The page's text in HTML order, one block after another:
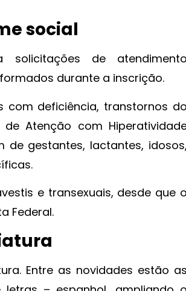
social
de
durante a inscrição.
com deficiência, transtornos
Atenção com
de gestantes, lactantes,
e transexuais, desde que
Federal.
Entre as novidades estão